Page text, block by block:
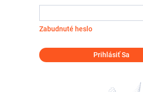
Zabudnuté heslo
Prihlásiť Sa